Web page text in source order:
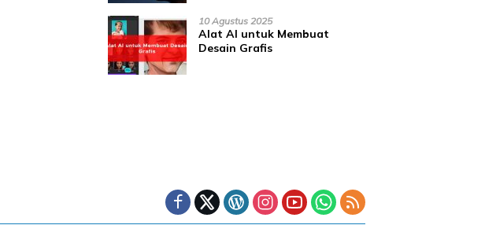
10 Agustus 2025
Alat AI untuk Membuat
Desain Grafis